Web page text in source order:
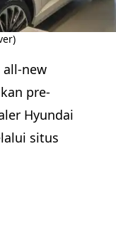
new
pre-
Hyundai
situs